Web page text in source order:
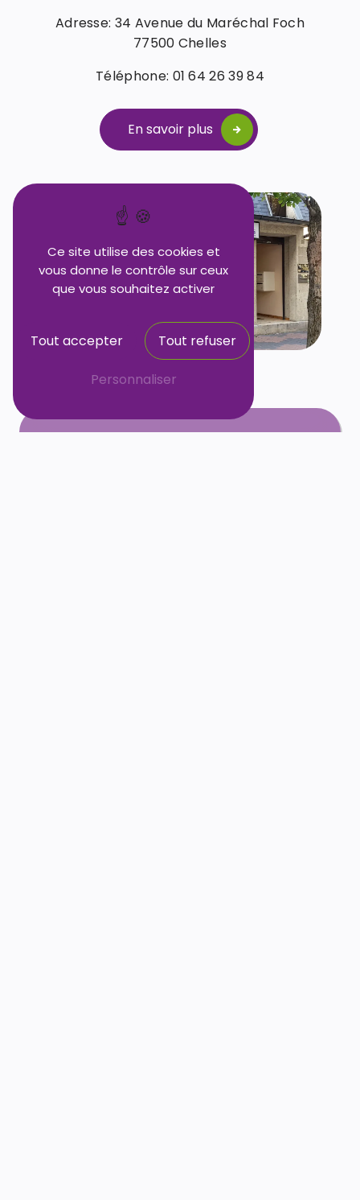
Adresse: 34 Avenue du Maréchal Foch
77500 Chelles
Téléphone: 01 64 26 39 84
En savoir plus
Ce site utilise des cookies et
vous donne le contrôle sur ceux
que vous souhaitez activer
Tout accepter Tout refuser
Personnaliser